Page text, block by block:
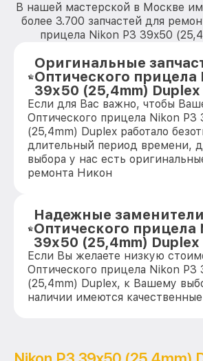
В нашей мастерской в Москве
более 3.700 запчастей для
прицела Nikon P3 39x50
Оригинальные
Оптического прицела
39x50 (25,4mm) Duplex
Если для Вас важно, чтобы
Оптического прицела Nikon P3
(25,4mm) Duplex работало
длительный период времени,
выбора у нас есть
ремонта Никон
Надежные
Оптического прицела
39x50 (25,4mm) Duplex
Если Вы желаете низкую
Оптического прицела Nikon P3
(25,4mm) Duplex, к Вашему
наличии имеются